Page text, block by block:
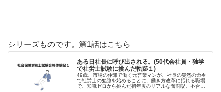
シリーズものです。第1話はこちら
ある日社長に呼び出される。(50代会社員・独学
で社労士試験に挑んだ軌跡１)
49歳、市場の仲卸で働く元営業マンが、社長の突然の命令
で社労士の勉強を始めることに。働き方改革に揺れる職場
で、知識ゼロから挑んだ初年度のリアルな奮闘記。不合格